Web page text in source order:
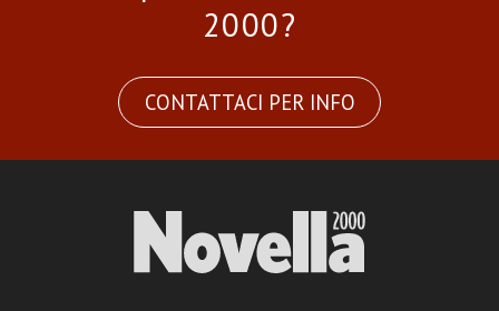
2000?
CONTATTACI PER INFO